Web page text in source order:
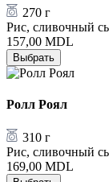
270 г
Рис, сливочный
157,00 MDL
Выбрать
Ролл Роял
310 г
Рис, сливочный
169,00 MDL